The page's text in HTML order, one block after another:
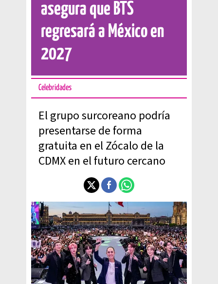
asegura que BTS
regresará a México en
2027
Celebridades
El grupo surcoreano podría
presentarse de forma
gratuita en el Zócalo de la
CDMX en el futuro cercano